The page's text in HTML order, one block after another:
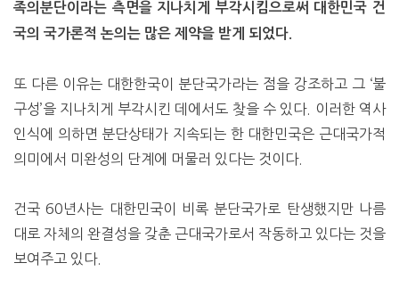
족의분단이라는 측면을 지나치게 부각시킴으로써 대한민국 건
국의 국가론적 논의는 많은 제약을 받게 되었다.
또 다른 이유는 대한한국이 분단국가라는 점을 강조하고 그 ‘불
구성’을 지나치게 부각시킨 데에서도 찾을 수 있다. 이러한 역사
인식에 의하면 분단상태가 지속되는 한 대한민국은 근대국가적
의미에서 미완성의 단계에 머물러 있다는 것이다.
건국 60년사는 대한민국이 비록 분단국가로 탄생했지만 나름
대로 자체의 완결성을 갖춘 근대국가로서 작동하고 있다는 것을
보여주고 있다.